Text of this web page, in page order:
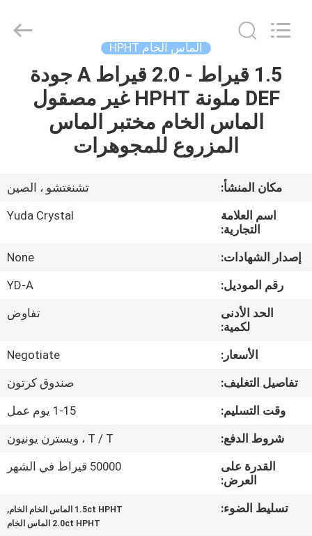
مسكن
منتجات
في
المعمل
مراقبة
الجودة
اتصل
أخبار
حالات
Crystal
Co.,Ltd.
الماس الخام HPHT
1.5 قيراط - 2.0 قيراط A جودة
DEF ملونة HPHT غير مصقول
الماس الخام مختبر الماس
المزروع للمجوهرات
مكان المنشأ:
تشنغتشو ، الصين
اسم العلامة
التجارية:
Yuda Crystal
إصدار الشهادات:
None
رقم الموديل:
YD-A
الحد الأدنى
لكمية:
تفاوض
الأسعار:
Negotiate
تفاصيل التغليف:
صندوق كرتون
وقت التسليم:
1-15 يوم عمل
شروط الدفع:
T / T ، ويسترن يونيون
القدرة على
العرض:
50000 قيراط في الشهر
تسليط الضوء: 1.5ct HPHT الماس الخام الخام ,
2.0ct HPHT الماس الخام